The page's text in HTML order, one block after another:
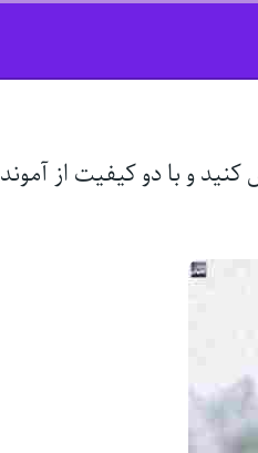
کنید و با دو کیفیت از آموند